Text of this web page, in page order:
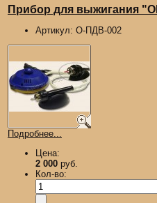
Прибор для выжигания
Артикул: О-ПДВ-002
Подробнее...
Цена:
2 000 руб.
Кол-во: